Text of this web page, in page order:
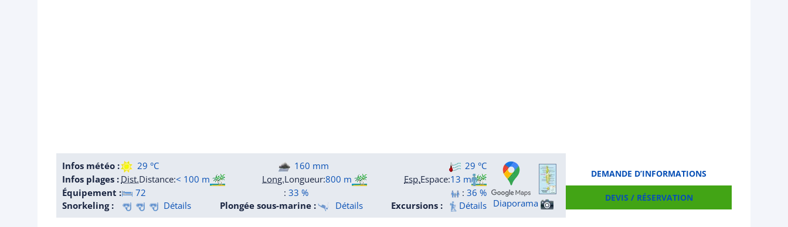
DEMANDE D’INFORMATIONS
DEVIS / RÉSERVATION
Infos météo : 29 °C 160 mm
29 °C
Infos plages : Dist.Distance:< 100 m Long.Longueur:800 m Esp.Espace:13 m
Équipement :
72 :33 % :36 %
Snorkeling :
Détails Plongée sous-marine : Détails Excursions : Détails Diaporama